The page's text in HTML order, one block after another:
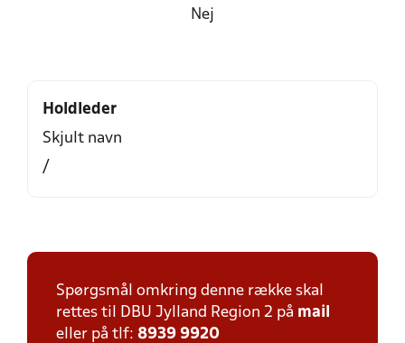
Nej
Holdleder
Skjult navn
/
Spørgsmål omkring denne række skal
rettes til DBU Jylland Region 2 på mail
eller på tlf: 8939 9920